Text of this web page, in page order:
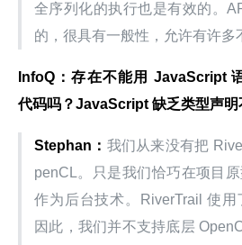
全序列化的执行也是有效的。
的，很具有一般性，允许有许多
InfoQ：存在不能用 JavaScript
代码吗？JavaScript 缺乏类型声明
Stephan： 我们从来没有把
penCL。只是我们恰巧在项目
作为后台技术。RiverTrail 使用
因此，我们并不支持底层